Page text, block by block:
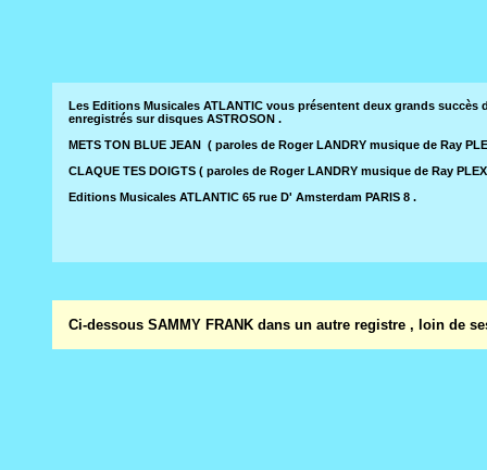
Les Editions Musicales ATLANTIC vous présentent deux grands succès
enregistrés sur disques ASTROSON .
METS TON BLUE JEAN ( paroles de Roger LANDRY musique de Ray
CLAQUE TES DOIGTS ( paroles de Roger LANDRY musique de Ray
Editions Musicales ATLANTIC 65 rue D' Amsterdam PARIS 8 .
Ci-dessous SAMMY FRANK dans un autre registre , loin de